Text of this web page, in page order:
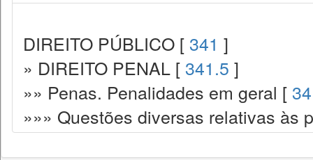
DIREITO PÚBLICO [ 341 ]
» DIREITO PENAL [ 341.5 ]
»» Penas. Penalidades em geral [
»»» Questões diversas relativas às